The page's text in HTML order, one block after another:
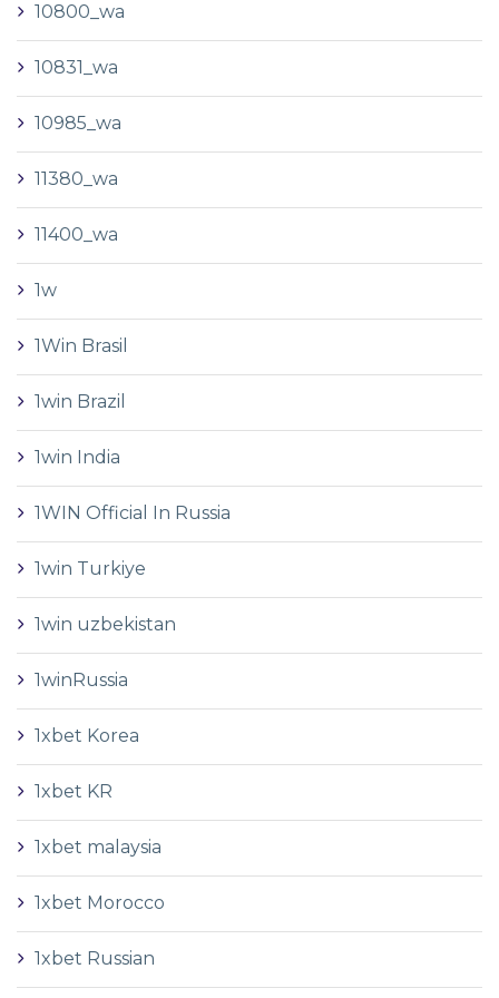
10800_wa
10831_wa
10985_wa
11380_wa
11400_wa
1w
1Win Brasil
1win Brazil
1win India
1WIN Official In Russia
1win Turkiye
1win uzbekistan
1winRussia
1xbet Korea
1xbet KR
1xbet malaysia
1xbet Morocco
1xbet Russian